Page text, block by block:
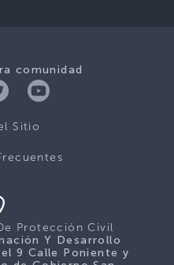
comunidad
Sitio
Protección Civil
Y Desarrollo
9 Calle Poniente y